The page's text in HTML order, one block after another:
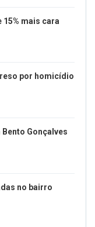
15% mais cara
por homicídio
Bento Gonçalves
no bairro